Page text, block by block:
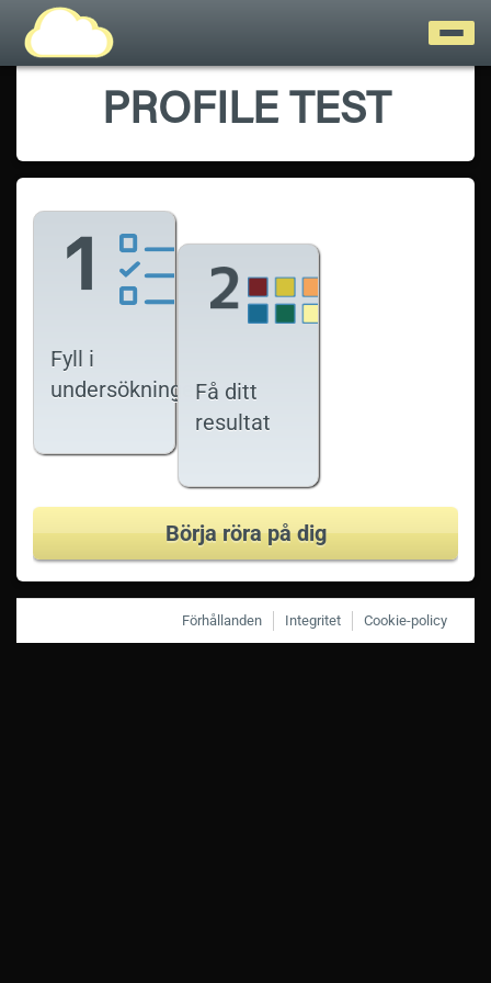
PROFILE TEST
Fyll i
undersökningenFå ditt
resultat
Börja röra på dig
Förhållanden Integritet Cookie-policy